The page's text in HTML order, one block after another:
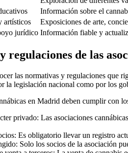
Información sobre el
artísticos
Exposiciones de arte,
jurídico Información fiable y
regulaciones de las
las normativas y regulaciones que
la legislación nacional como por los
en Madrid deben cumplir con
privado: Las asociaciones
Es obligatorio llevar un registro
Solo los socios de la asociación